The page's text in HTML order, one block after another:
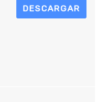
DESCARGAR